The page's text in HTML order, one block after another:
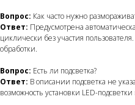
Вопрос: Как часто нужно
Ответ: Предусмотрена
циклически без участия
обработки.
Вопрос: Есть ли подсветка?
Ответ: В описании подсветка не
возможность установки LED-